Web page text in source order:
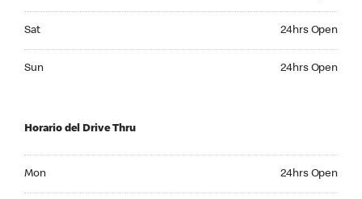
Sat 24hrs Open
Sun 24hrs Open
Horario del Drive Thru
Mon 24hrs Open